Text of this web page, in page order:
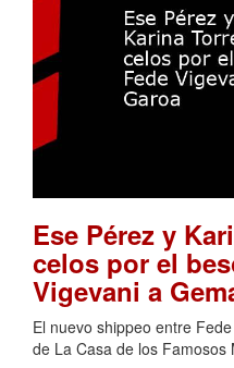
Ese Pérez y
celos por el
Vigevani a
El nuevo shippeo entre
de La Casa de los Famosos